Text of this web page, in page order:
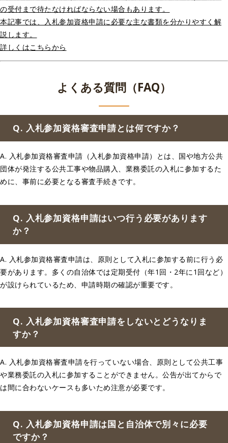
の受付まで待たなければならない場合もあります。
本記事では、入札参加資格申請に必要な主な書類を分かりやすく解
説します。
詳しくはこちらから
よくある質問（FAQ）
Q. 入札参加資格審査申請とは何ですか？
A. 入札参加資格審査申請（入札参加資格申請）とは、国や地方公共
団体が発注する公共工事や物品購入、業務委託の入札に参加するた
めに、事前に必要となる審査手続きです。
Q. 入札参加資格申請はいつ行う必要があります
か？
A. 入札参加資格審査申請は、原則として入札に参加する前に行う必
要があります。多くの自治体では定期受付（年1回・2年に1回など）
が設けられているため、申請時期の確認が重要です。
Q. 入札参加資格審査申請をしないとどうなりま
すか？
A. 入札参加資格審査申請を行っていない場合、原則として公共工事
や業務委託の入札に参加することができません。公告が出てからで
は間に合わないケースも多いため注意が必要です。
Q. 入札参加資格申請は国と自治体で別々に必要
ですか？